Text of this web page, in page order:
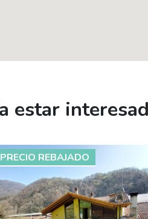
estar
PRECIO REBAJADO